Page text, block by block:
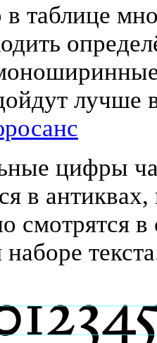
таблице
лучше
цифры
в
смотрятся в